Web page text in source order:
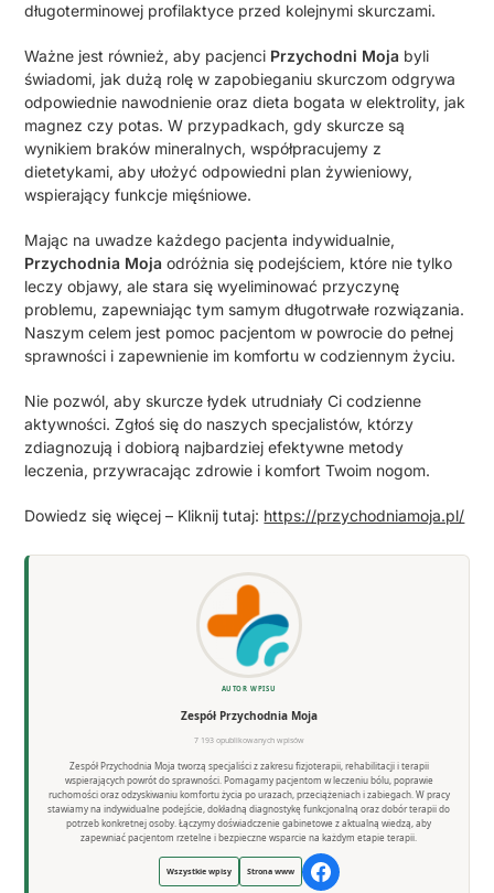
długoterminowej profilaktyce przed kolejnymi skurczami.
Ważne jest również, aby pacjenci Przychodni Moja byli
świadomi, jak dużą rolę w zapobieganiu skurczom odgrywa
odpowiednie nawodnienie oraz dieta bogata w elektrolity, jak
magnez czy potas. W przypadkach, gdy skurcze są
wynikiem braków mineralnych, współpracujemy z
dietetykami, aby ułożyć odpowiedni plan żywieniowy,
wspierający funkcje mięśniowe.
Mając na uwadze każdego pacjenta indywidualnie,
Przychodnia Moja odróżnia się podejściem, które nie tylko
leczy objawy, ale stara się wyeliminować przyczynę
problemu, zapewniając tym samym długotrwałe rozwiązania.
Naszym celem jest pomoc pacjentom w powrocie do pełnej
sprawności i zapewnienie im komfortu w codziennym życiu.
Nie pozwól, aby skurcze łydek utrudniały Ci codzienne
aktywności. Zgłoś się do naszych specjalistów, którzy
zdiagnozują i dobiorą najbardziej efektywne metody
leczenia, przywracając zdrowie i komfort Twoim nogom.
Dowiedz się więcej – Kliknij tutaj: https://przychodniamoja.pl/
AUTOR WPISU
Zespół Przychodnia Moja
7 193 opublikowanych wpisów
Zespół Przychodnia Moja tworzą specjaliści z zakresu fizjoterapii, rehabilitacji i terapii
wspierających powrót do sprawności. Pomagamy pacjentom w leczeniu bólu, poprawie
ruchomości oraz odzyskiwaniu komfortu życia po urazach, przeciążeniach i zabiegach. W pracy
stawiamy na indywidualne podejście, dokładną diagnostykę funkcjonalną oraz dobór terapii do
potrzeb konkretnej osoby. Łączymy doświadczenie gabinetowe z aktualną wiedzą, aby
zapewniać pacjentom rzetelne i bezpieczne wsparcie na każdym etapie terapii.
Wszystkie wpisy Strona www